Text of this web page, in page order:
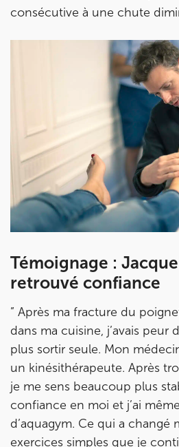
consécutive à une chute
Témoignage :
retrouvé confiance
” Après ma fracture du
dans ma cuisine, j’avais peur
plus sortir seule. Mon
un kinésithérapeute. Après
je me sens beaucoup plus
confiance en moi et j’ai
d’aquagym. Ce qui a changé
exercices simples que je